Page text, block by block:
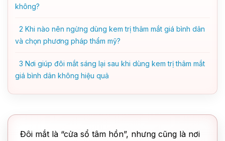
không?
2 Khi nào nên ngừng dùng kem trị thâm mắt giá bình dân
và chọn phương pháp thẩm mỹ?
3 Nơi giúp đôi mắt sáng lại sau khi dùng kem trị thâm mắt
giá bình dân không hiệu quả
Đôi mắt là “cửa sổ tâm hồn”, nhưng cũng là nơi